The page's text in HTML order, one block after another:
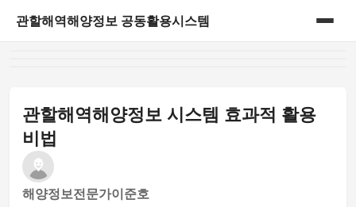
관할해역해양정보 공동활용시스템
관할해역해양정보 시스템 효과적 활용
비법
해양정보전문가이준호